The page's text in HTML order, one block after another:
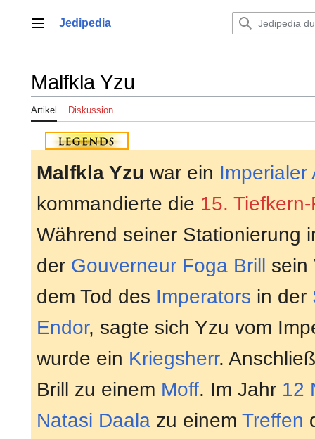
springenHauptmenü
Jedipedia
Malfkla Yzu
Artikel Diskussion
Malfkla Yzu war ein Imperialer
kommandierte die 15.
Während seiner Stationierung
der Gouverneur Foga Brill sein
dem Tod des Imperators in der
Endor, sagte sich Yzu vom
wurde ein Kriegsherr.
Brill zu einem Moff. Im Jahr 12
Natasi Daala zu einem Treffen